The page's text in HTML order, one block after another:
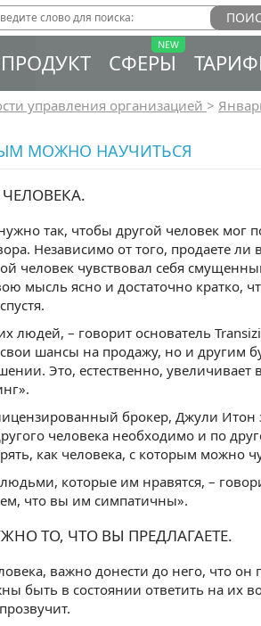
ПРОДУКТ СФЕРЫ
управления организацией >
МОЖНО НАУЧИТЬСЯ
так, чтобы другой человек мог
Независимо от того, продаете
человек чувствовал себя
мысль ясно и достаточно кратко,
людей, – говорит основатель
шансы на продажу, но и другим
Это, естественно,
брокер, Джули Итон
человека необходимо и по
как человека, с которым можно
которые им нравятся, –
что вы им симпатичны».
ТО, ЧТО ВЫ ПРЕДЛАГАЕТЕ.
важно донести до него, что он
быть в состоянии ответить на их